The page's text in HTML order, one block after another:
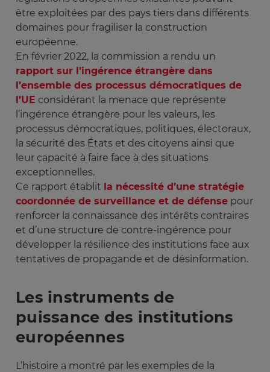
être exploitées par des pays tiers dans différents
domaines pour fragiliser la construction
européenne.
En février 2022, la commission a rendu un
rapport sur l’ingérence étrangère dans
l’ensemble des processus démocratiques de
l’UE considérant la menace que représente
l’ingérence étrangère pour les valeurs, les
processus démocratiques, politiques, électoraux,
la sécurité des États et des citoyens ainsi que
leur capacité à faire face à des situations
exceptionnelles.
Ce rapport établit la nécessité d’une stratégie
coordonnée de surveillance et de défense pour
renforcer la connaissance des intérêts contraires
et d’une structure de contre-ingérence pour
développer la résilience des institutions face aux
tentatives de propagande et de désinformation.
Les instruments de
puissance des institutions
européennes
L’histoire a montré par les exemples de la